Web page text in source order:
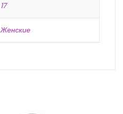
17
Женские